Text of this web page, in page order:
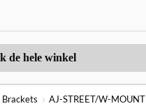
Brackets AJ-STREET/W-MOUNT